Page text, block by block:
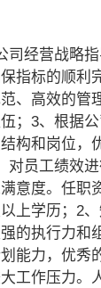
司经营战略
指标的顺利
、高效的管
；3、根据公
构和岗位，
对员工绩效
意度。任职
上学历；2
的执行力和
能力，优秀
工作压力。